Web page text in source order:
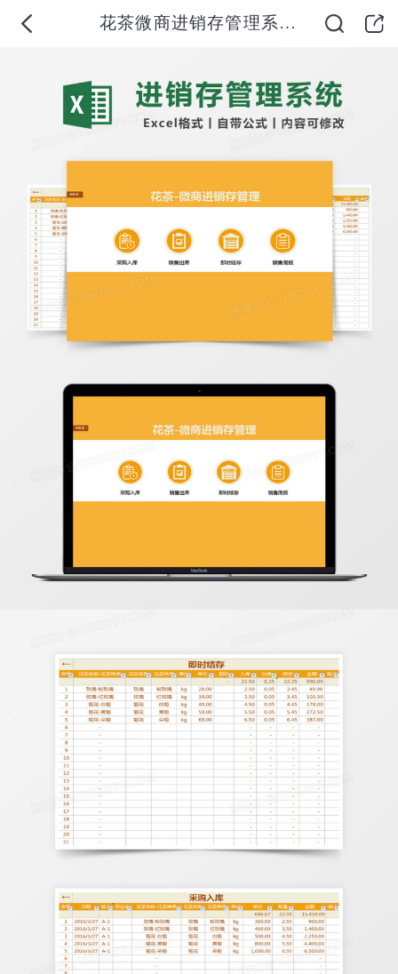
花茶微商进销存管理系统Excel表格